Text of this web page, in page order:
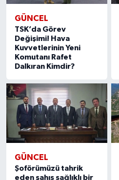
GÜNCEL
TSK’da Görev
Değişimi! Hava
Kuvvetlerinin Yeni
Komutanı Rafet
Dalkıran Kimdir?
GÜNCEL
Şoförümüzü tahrik
eden şahıs sağlıklı bir